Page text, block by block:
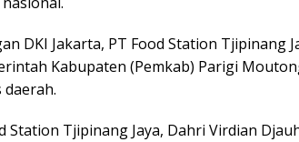
DKI Jakarta, PT Food Station Tjipinang
Kabupaten (Pemkab) Parigi
Station Tjipinang Jaya, Dahri Virdian